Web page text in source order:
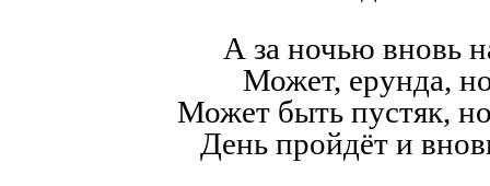
А за ночью вновь
Может, ерунда,
Может быть пустяк,
День пройдёт и